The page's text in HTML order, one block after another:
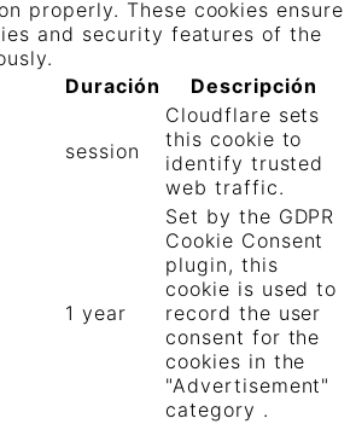
properly. These cookies ensure
and security features of the
Duración Descripción
session
Cloudflare sets
this cookie to
identify trusted
web traffic.
1 year
Set by the GDPR
Cookie Consent
plugin, this
cookie is used to
record the user
consent for the
cookies in the
"Advertisement"
category .